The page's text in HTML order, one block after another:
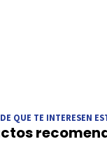
QUE TE INTERESEN